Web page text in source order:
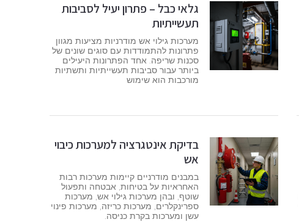
גלאי כבל – פתרון יעיל לסביבות
תעשייתיות
מערכות גילוי אש מודרניות מציעות מגוון
פתרונות להתמודדות עם סוגים שונים של
סכנות שריפה. אחד הפתרונות היעילים
ביותר עבור סביבות תעשייתיות ותשתיות
מורכבות הוא שימוש
בדיקת אינטגרציה למערכות כיבוי
אש
במבנים מודרניים קיימות מערכות רבות
האחראיות על בטיחות, אבטחה ותפעול
שוטף, ובהן מערכות גילוי אש, מערכות
ספרינקלרים, מערכות כריזה, מערכות פינוי
עשן ומערכות בקרת כניסה.